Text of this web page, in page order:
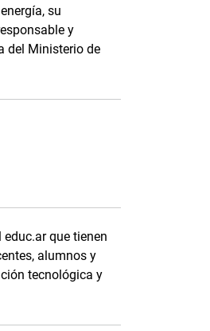
su
y
del Ministerio de
que tienen
alumnos y
tecnológica y